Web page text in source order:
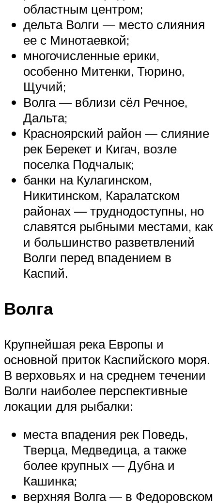
областным центром;
дельта Волги — место слияния
ее с Минотаевкой;
многочисленные ерики,
особенно Митенки, Тюрино,
Щучий;
Волга — вблизи сёл Речное,
Дальта;
Красноярский район — слияние
рек Берекет и Кигач, возле
поселка Подчалык;
банки на Кулагинском,
Никитинском, Каралатском
районах — труднодоступны, но
славятся рыбными местами, как
и большинство разветвлений
Волги перед впадением в
Каспий.
Волга
Крупнейшая река Европы и
основной приток Каспийского моря.
В верховьях и на среднем течении
Волги наиболее перспективные
локации для рыбалки:
места впадения рек Поведь,
Тверца, Медведица, а также
более крупных — Дубна и
Кашинка;
верхняя Волга — в Федоровском